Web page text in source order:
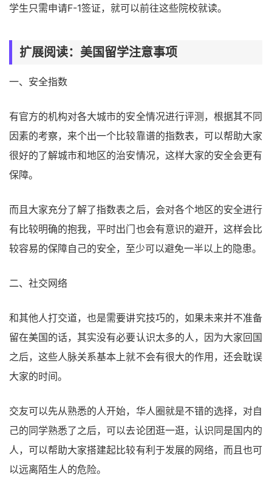
学生只需申请F-1签证，就可以前往这些院校就读。
扩展阅读：美国留学注意事项
一、安全指数
有官方的机构对各大城市的安全情况进行评测，根据其不同
因素的考察，来个出一个比较靠谱的指数表，可以帮助大家
很好的了解城市和地区的治安情况，这样大家的安全会更有
保障。
而且大家充分了解了指数表之后，会对各个地区的安全进行
有比较明确的抱我，平时出门也会有意识的避开，这样会比
较容易的保障自己的安全，至少可以避免一半以上的隐患。
二、社交网络
和其他人打交道，也是需要讲究技巧的，如果未来并不准备
留在美国的话，其实没有必要认识太多的人，因为大家回国
之后，这些人脉关系基本上就不会有很大的作用，还会耽误
大家的时间。
交友可以先从熟悉的人开始，华人圈就是不错的选择，对自
己的同学熟悉了之后，可以去论团逛一逛，认识同是国内的
人，可以帮助大家搭建起比较有利于发展的网络，而且也可
以远离陌生人的危险。